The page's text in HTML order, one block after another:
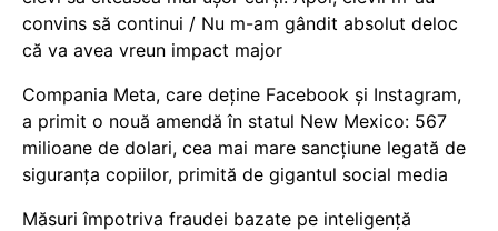
convins să continui / Nu m-am gândit absolut deloc
că va avea vreun impact major
Compania Meta, care deține Facebook și Instagram,
a primit o nouă amendă în statul New Mexico: 567
milioane de dolari, cea mai mare sancțiune legată de
siguranța copiilor, primită de gigantul social media
Măsuri împotriva fraudei bazate pe inteligență